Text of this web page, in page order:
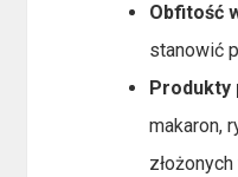
Obfitość
stanowić
Produkty
makaron,